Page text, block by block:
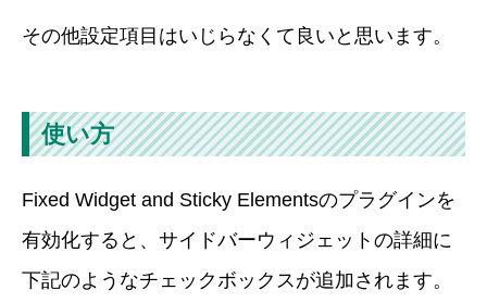
その他設定項目はいじらなくて良いと思います。
使い方
Fixed Widget and Sticky Elementsのプラグインを
有効化すると、サイドバーウィジェットの詳細に
下記のようなチェックボックスが追加されます。